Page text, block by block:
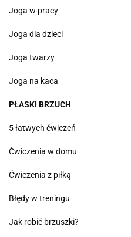
Joga w pracy
Joga dla dzieci
Joga twarzy
Joga na kaca
PŁASKI BRZUCH
5 łatwych ćwiczeń
Ćwiczenia w domu
Ćwiczenia z piłką
Błędy w treningu
Jak robić brzuszki?